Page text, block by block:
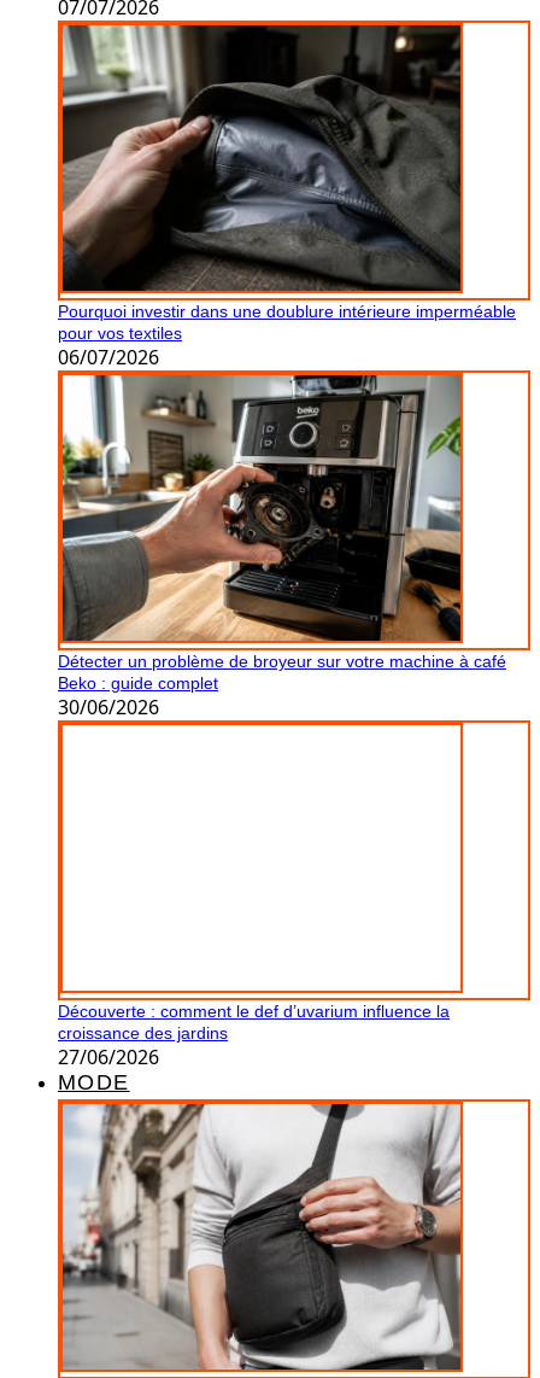
07/07/2026
Pourquoi investir dans une doublure intérieure imperméable
pour vos textiles
06/07/2026
Détecter un problème de broyeur sur votre machine à café
Beko : guide complet
30/06/2026
Découverte : comment le def d’uvarium influence la
croissance des jardins
27/06/2026
MODE